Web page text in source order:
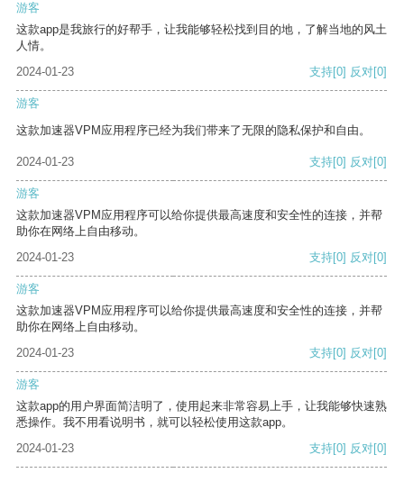
游客
这款app是我旅行的好帮手，让我能够轻松找到目的地，了解当地的风土
人情。
2024-01-23
支持[0] 反对[0]
游客
这款加速器VPM应用程序已经为我们带来了无限的隐私保护和自由。
2024-01-23 支持[0] 反对[0]
游客
这款加速器VPM应用程序可以给你提供最高速度和安全性的连接，并帮
助你在网络上自由移动。
2024-01-23
支持[0] 反对[0]
游客
这款加速器VPM应用程序可以给你提供最高速度和安全性的连接，并帮
助你在网络上自由移动。
2024-01-23
支持[0] 反对[0]
游客
这款app的用户界面简洁明了，使用起来非常容易上手，让我能够快速熟
悉操作。我不用看说明书，就可以轻松使用这款app。
2024-01-23
支持[0] 反对[0]